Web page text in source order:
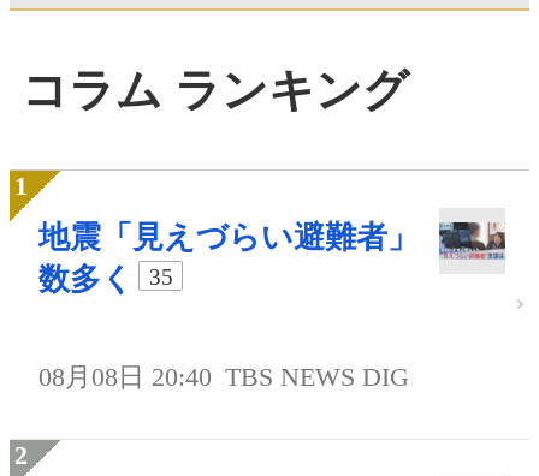
コラム ランキング
地震「見えづらい避難者」
数多く
35
08月08日 20:40 TBS NEWS DIG